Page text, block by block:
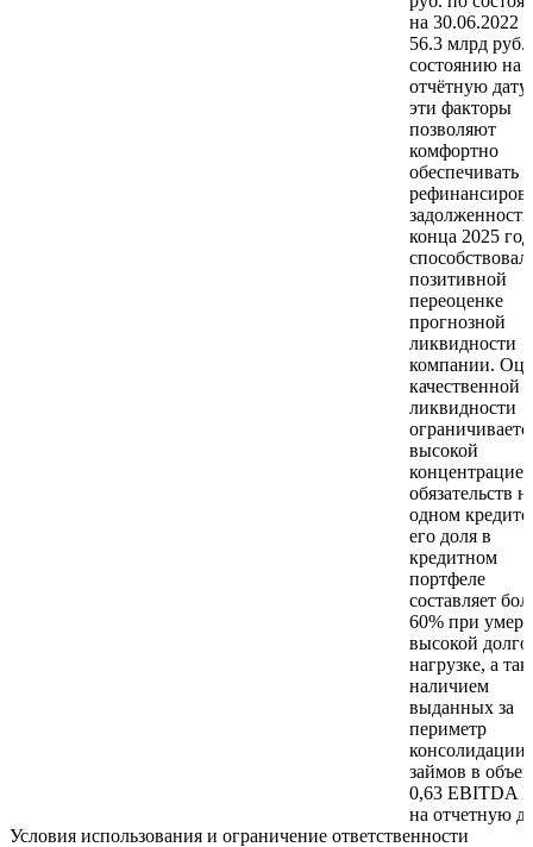
на 30.06.2022
56.3 млрд руб.
состоянию на
отчётную
эти факторы
позволяют
комфортно
обеспечивать
конца 2025
позитивной
переоценке
прогнозной
ликвидности
компании.
качественной
ликвидности
высокой
концентрацией
обязательств
одном
его доля в
кредитном
портфеле
составляет
60% при
высокой
нагрузке, а
наличием
выданных за
периметр
консолидации
займов в
0,63 EBITDA
на отчетную
Условия использования и ограничение ответственности